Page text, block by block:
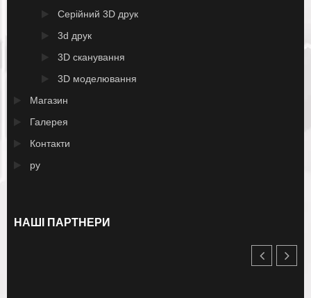
Серійний 3D друк
3d друк
3D сканування
3D моделювання
Магазин
Галерея
Контакти
ру
НАШІ ПАРТНЕРИ